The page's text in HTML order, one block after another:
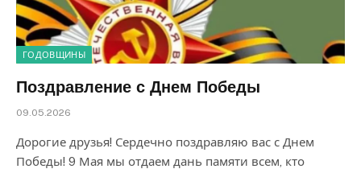
ГОДОВЩИНЫ
Поздравление с Днем Победы
09.05.2026
Дорогие друзья! Сердечно поздравляю вас с Днем
Победы! 9 Мая мы отдаем дань памяти всем, кто